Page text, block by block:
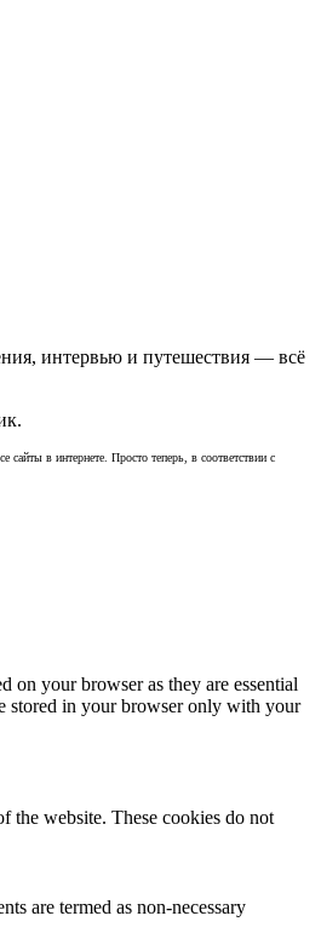
интервью и путешествия — всё
сайты в интернете. Просто теперь, в соответствии с
on your browser as they are essential
stored in your browser only with your
the website. These cookies do not
are termed as non-necessary